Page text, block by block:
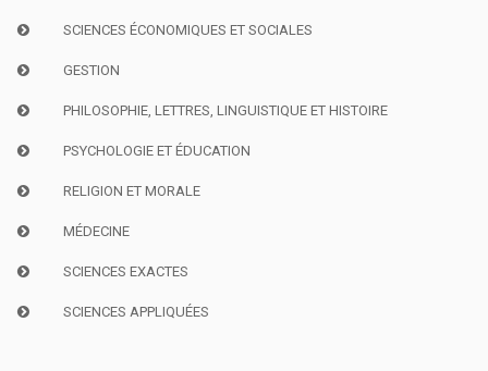
SCIENCES ÉCONOMIQUES ET SOCIALES
GESTION
PHILOSOPHIE, LETTRES, LINGUISTIQUE ET HISTOIRE
PSYCHOLOGIE ET ÉDUCATION
RELIGION ET MORALE
MÉDECINE
SCIENCES EXACTES
SCIENCES APPLIQUÉES